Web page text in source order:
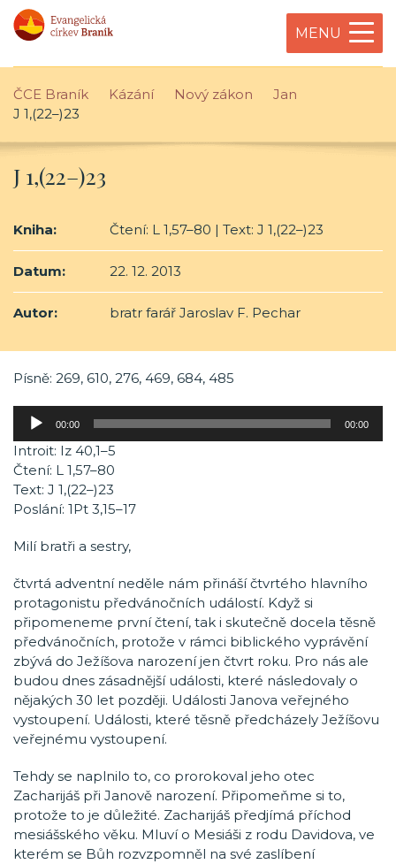
MENU
ČCE Braník Kázání Nový zákon
Jan
J 1,(22–)23
J 1,(22–)23
Kniha: Čtení: L 1,57–80 | Text: J 1,(22–)23
Datum: 22. 12. 2013
Autor: bratr farář Jaroslav F. Pechar
Písně: 269, 610, 276, 469, 684, 485
Audio
00:00 00:00
Introit: Iz 40,1–5
Čtení: L 1,57–80
Text: J 1,(22–)23
Poslání: 1Pt 3,15–17
Milí bratři a sestry,
čtvrtá adventní neděle nám přináší čtvrtého hlavního
protagonistu předvánočních událostí. Když si
připomeneme první čtení, tak i skutečně docela těsně
předvánočních, protože v rámci biblického vyprávění
zbývá do Ježíšova narození jen čtvrt roku. Pro nás ale
budou dnes zásadnější události, které následovaly o
nějakých 30 let později. Události Janova veřejného
vystoupení. Události, které těsně předcházely Ježíšovu
veřejnému vystoupení.
Tehdy se naplnilo to, co prorokoval jeho otec
Zacharijáš při Janově narození. Připomeňme si to,
protože to je důležité. Zacharijáš předjímá příchod
mesiášského věku. Mluví o Mesiáši z rodu Davidova, ve
kterém se Bůh rozvzpomněl na své zaslíbení